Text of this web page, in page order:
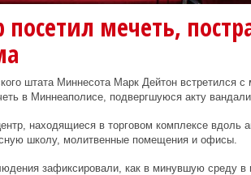
посетил мечеть,
штата Миннесота Марк Дейтон встретился
в Миннеаполисе, подвергшуюся акту
находящиеся в торговом комплексе вдоль
школу, молитвенные помещения и офисы.
зафиксировали, как в минувшую среду в